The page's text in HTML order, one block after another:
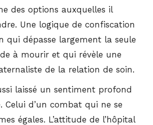
des options auxquelles il
Une logique de confiscation
qui dépasse largement la seule
à mourir et qui révèle une
de la relation de soin.
laissé un sentiment profond
Celui d’un combat qui ne se
égales. L’attitude de l’hôpital